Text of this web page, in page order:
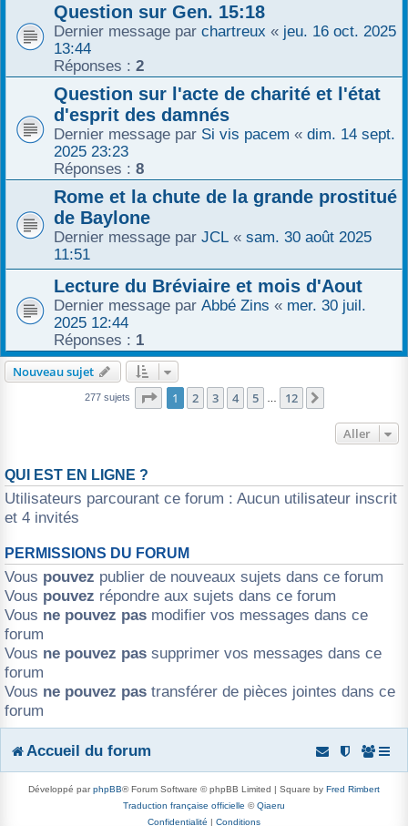
Question sur Gen. 15:18
Dernier message par chartreux « jeu. 16 oct. 2025
13:44
Réponses : 2
Question sur l'acte de charité et l'état
d'esprit des damnés
Dernier message par Si vis pacem « dim. 14 sept.
2025 23:23
Réponses : 8
Rome et la chute de la grande prostitué
de Baylone
Dernier message par JCL « sam. 30 août 2025
11:51
Lecture du Bréviaire et mois d'Aout
Dernier message par Abbé Zins « mer. 30 juil.
2025 12:44
Réponses : 1
Nouveau sujet
277 sujets Page 1sur12
1 2 3 4 5 12
Aller
QUI EST EN LIGNE ?
Utilisateurs parcourant ce forum : Aucun utilisateur inscrit
et 4 invités
PERMISSIONS DU FORUM
Vous pouvez publier de nouveaux sujets dans ce forum
Vous pouvez répondre aux sujets dans ce forum
Vous ne pouvez pas modifier vos messages dans ce
forum
Vous ne pouvez pas supprimer vos messages dans ce
forum
Vous ne pouvez pas transférer de pièces jointes dans ce
forum
Accueil du forum
Développé parphpBB® Forum Software © phpBB Limited | Square by Fred Rimbert
Traduction française officielle ©Qiaeru
Confidentialité | Conditions